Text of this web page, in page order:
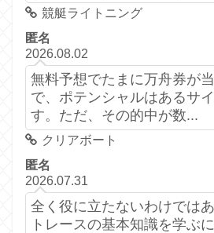
競艇ライトニング
匿名
2026.08.02
無料予想でたまに万舟券が
で、ポテンシャルはあるサ
す。ただ、その的中が数...
クリアボート
匿名
2026.07.31
全く役に立たないわけでは
トレースの基本知識を学ぶ